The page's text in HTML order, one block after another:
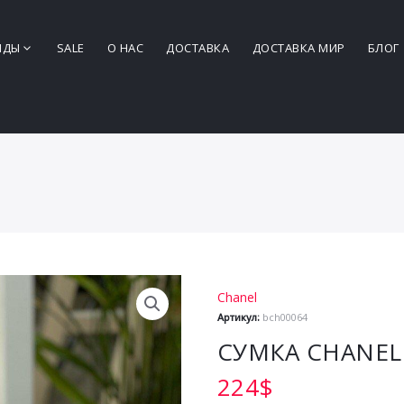
SALE О НАС ДОСТАВКА ДОСТАВКА МИР БЛОГ
Артикул: bch00064
СУМКА CHANEL
224$
Chanel